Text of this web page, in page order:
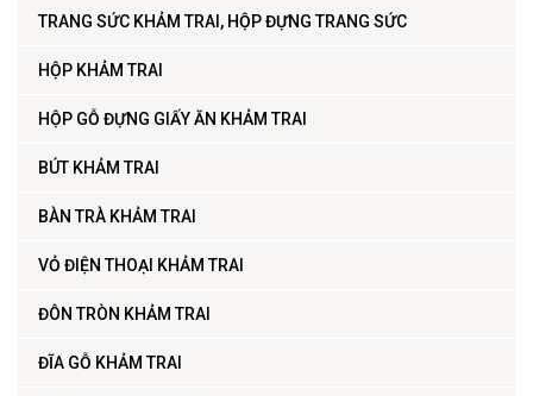
TRANG SỨC KHẢM TRAI, HỘP ĐỰNG TRANG SỨC
HỘP KHẢM TRAI
HỘP GỖ ĐỰNG GIẤY ĂN KHẢM TRAI
BÚT KHẢM TRAI
BÀN TRÀ KHẢM TRAI
VỎ ĐIỆN THOẠI KHẢM TRAI
ĐÔN TRÒN KHẢM TRAI
ĐĨA GỖ KHẢM TRAI